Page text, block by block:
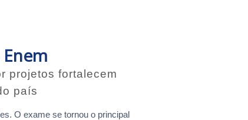
projetos fortalecem
país
O exame se tornou o principal